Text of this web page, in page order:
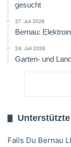
gesucht
27. Juli 2026
Bernau:
24. Juli 2026
Garten- und
Falls Du Bernau